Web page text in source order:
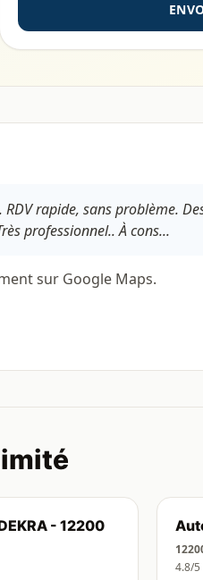
rapide, sans problème.
professionnel.. À cons...
sur Google Maps.
- 12200
4.8/5